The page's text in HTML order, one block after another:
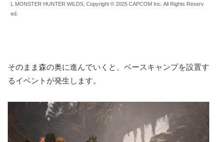
L MONSTER HUNTER WILDS, Copyright © 2025 CAPCOM Inc. All Rights Reserv
ed.
そのまま森の奥に進んでいくと、ベースキャンプを設置す
るイベントが発生します。